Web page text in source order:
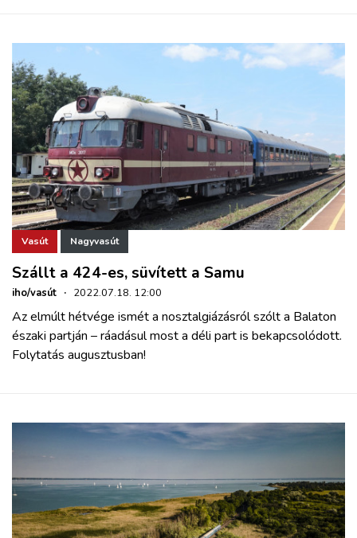
Vasút Nagyvasút
Szállt a 424-es, süvített a Samu
iho/vasút · 2022.07.18. 12:00
Az elmúlt hétvége ismét a nosztalgiázásról szólt a Balaton
északi partján – ráadásul most a déli part is bekapcsolódott.
Folytatás augusztusban!